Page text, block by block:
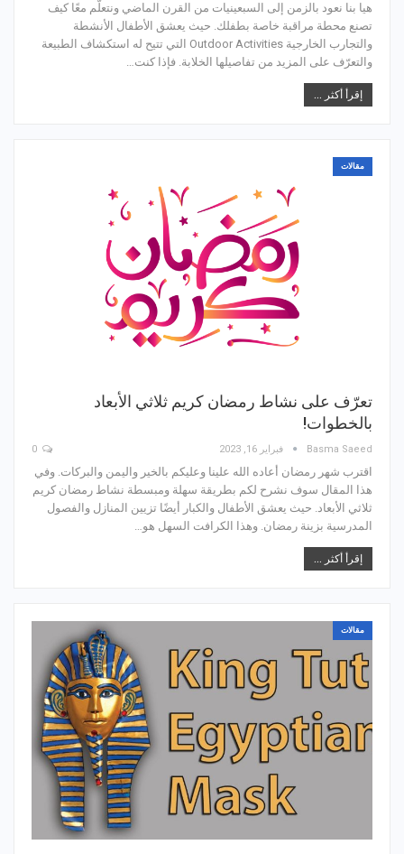
هيا بنا نعود بالزمن إلى السبعينيات من القرن الماضي ونتعلّم معًا كيف
تصنع محطة مراقبة خاصة بطفلك. حيث يعشق الأطفال الأنشطة
والتجارب الخارجية Outdoor Activities التي تتيح له استكشاف الطبيعة
والتعرّف على المزيد من تفاصيلها الخلابة. فإذا كنت…
إقرأ أكثر ...
مقالات
تعرّف على نشاط رمضان كريم ثلاثي الأبعاد
بالخطوات!
Basma Saeed فبراير 16, 2023
اقترب شهر رمضان أعاده الله علينا وعليكم بالخير واليمن والبركات. وفي
هذا المقال سوف نشرح لكم بطريقة سهلة ومبسطة نشاط رمضان كريم
ثلاثي الأبعاد. حيث يعشق الأطفال والكبار أيضًا تزيين المنازل والفصول
المدرسية بزينة رمضان. وهذا الكرافت السهل هو…
إقرأ أكثر ...
مقالات